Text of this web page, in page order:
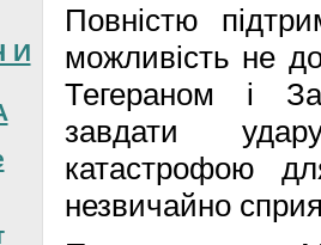
И
Повністю
можливість не
Тегераном і
завдати
катастрофою
незвичайно